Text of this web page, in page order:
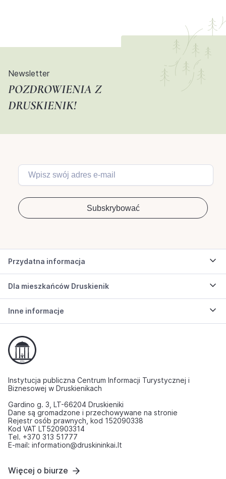
Newsletter
POZDROWIENIA Z
DRUSKIENIK!
Przydatna informacja
Dla mieszkańców Druskienik
Inne informacje
Instytucja publiczna Centrum Informacji Turystycznej i
Biznesowej w Druskienikach
Gardino g. 3, LT-66204 Druskieniki
Dane są gromadzone i przechowywane na stronie
Rejestr osób prawnych, kod 152090338
Kod VAT LT520903314
Tel. +370 313 51777
E-mail: information@druskininkai.lt
Więcej o biurze